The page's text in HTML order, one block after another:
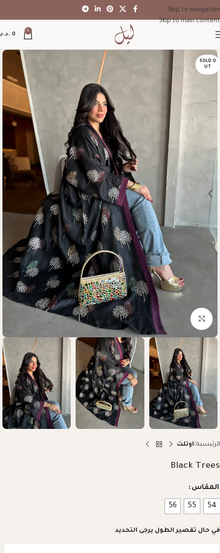
Skip to navigation
Skip to main content
0
0
SOLD O
UT
Click to enlarge
الرئيسية اوتلت
Black Trees
المقاس
54
55
56
في حال تقصير الطول يرجى التحديد